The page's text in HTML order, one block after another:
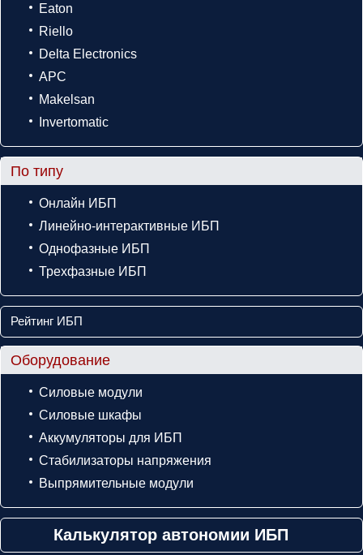
Eaton
Riello
Delta Electronics
APC
Makelsan
Invertomatic
По типу
Онлайн ИБП
Линейно-интерактивные ИБП
Однофазные ИБП
Трехфазные ИБП
Рейтинг ИБП
Оборудование
Силовые модули
Силовые шкафы
Аккумуляторы для ИБП
Стабилизаторы напряжения
Выпрямительные модули
Калькулятор автономии ИБП